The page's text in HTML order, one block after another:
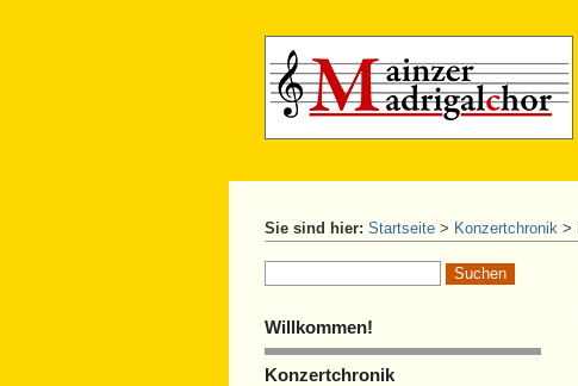
Sie sind hier: Startseite > Konzertchronik >
Willkommen!
Konzertchronik